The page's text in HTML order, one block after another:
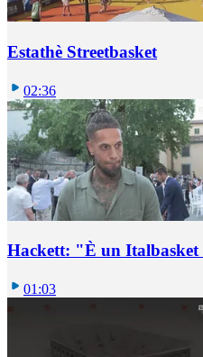
Estathè Streetbasket
02:36
Hackett: "È un Italbasket
01:03